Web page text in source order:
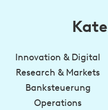
Innovation & Digital
Research & Markets
Banksteuerung
Operations